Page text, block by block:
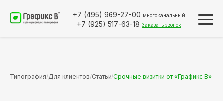
+7 (495) 969-27-00 многоканальный
+7 (925) 517-63-18 Заказать звонок
Типография/Для клиентов/Статьи/Срочные визитки от «Графикс В»